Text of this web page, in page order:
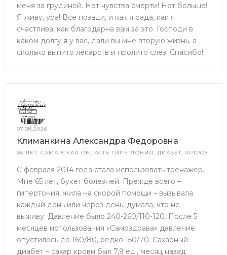
меня за грудиной. Нет чувства смерти! Нет больше!
Я живу, ура! Все позади, и как я рада, как я
счастлива, как благодарна вам за это. Господи в
каком долгу я у вас, дали вы мне вторую жизнь, а
сколько выпито лекарств и пролито слез! Спасибо!
07.08.2026
Климанкина Александра Федоровна
65 ЛЕТ, САМАРСКАЯ ОБЛАСТЬ ГИПЕРТОНИЯ, ДИАБЕТ, АРТРОЗ
С февраля 2014 года стала использовать тренажер.
Мне 65 лет, букет болезней. Прежде всего –
гипертония, жила на скорой помощи – вызывала
каждый день или через день, думала, что не
выживу. Давление было 240-260/110-120. После 5
месяцев использования «Самоздрава» давление
опустилось до 160/80, редко 150/70. Сахарный
диабет – сахар крови был 7,9 ед., месяц назад